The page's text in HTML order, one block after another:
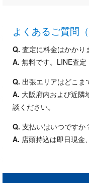
よくあるご質問（
Q. 査定に料金はかかり
A. 無料です。LINE査定
Q. 出張エリアはどこま
A. 大阪府内および近隣
談ください。
Q. 支払いはいつですか
A. 店頭持込は即日現金